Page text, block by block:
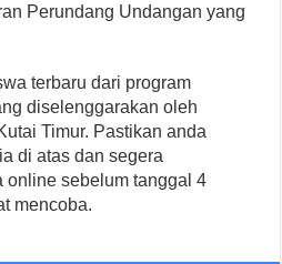
Perundang Undangan yang
terbaru dari program
diselenggarakan oleh
Timur. Pastikan anda
di atas dan segera
online sebelum tanggal 4
mencoba.